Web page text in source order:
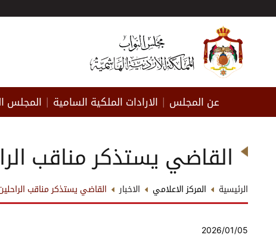
عن المجلس الارادات الملكية السامية المجلس
القاضي يستذكر مناقب
الرئيسية المركز الاعلامي الاخبار القاضي يستذكر مناقب
2026/01/05